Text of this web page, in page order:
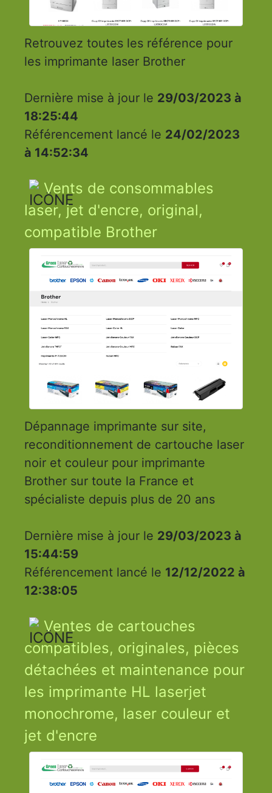
Retrouvez toutes les référence pour
les imprimante laser Brother
Dernière mise à jour le 29/03/2023 à
18:25:44
Référencement lancé le 24/02/2023
à 14:52:34
Vents de consommables
laser, jet d'encre, original,
compatible Brother
Dépannage imprimante sur site,
reconditionnement de cartouche laser
noir et couleur pour imprimante
Brother sur toute la France et
spécialiste depuis plus de 20 ans
Dernière mise à jour le 29/03/2023 à
15:44:59
Référencement lancé le 12/12/2022 à
12:38:05
Ventes de cartouches
compatibles, originales, pièces
détachées et maintenance pour
les imprimante HL laserjet
monochrome, laser couleur et
jet d'encre